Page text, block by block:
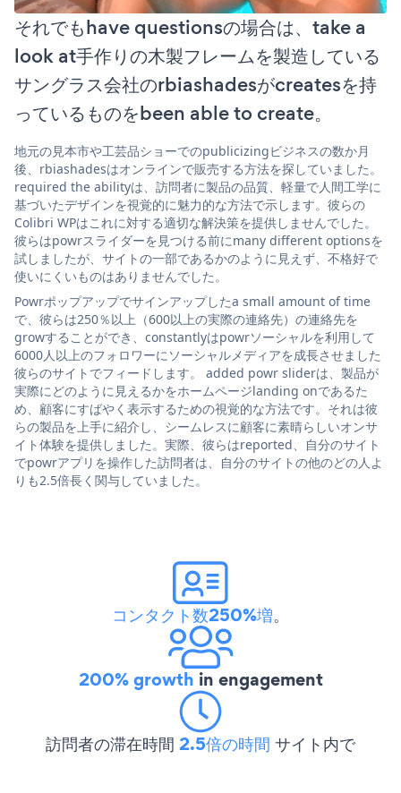
それでもhave questionsの場合は、take a
look at手作りの木製フレームを製造している
サングラス会社のrbiashadesがcreatesを持
っているものをbeen able to create。
地元の見本市や工芸品ショーでのpublicizingビジネスの数か月
後、rbiashadesはオンラインで販売する方法を探していました。
required the abilityは、訪問者に製品の品質、軽量で人間工学に
基づいたデザインを視覚的に魅力的な方法で示します。彼らの
Colibri WPはこれに対する適切な解決策を提供しませんでした。
彼らはpowrスライダーを見つける前にmany different optionsを
試しましたが、サイトの一部であるかのように見えず、不格好で
使いにくいものはありませんでした。
Powrポップアップでサインアップしたa small amount of time
で、彼らは250％以上（600以上の実際の連絡先）の連絡先を
growすることができ、constantlyはpowrソーシャルを利用して
6000人以上のフォロワーにソーシャルメディアを成長させました
彼らのサイトでフィードします。 added powr sliderは、製品が
実際にどのように見えるかをホームページlanding onであるた
め、顧客にすばやく表示するための視覚的な方法です。それは彼
らの製品を上手に紹介し、シームレスに顧客に素晴らしいオンサ
イト体験を提供しました。実際、彼らはreported、自分のサイト
でpowrアプリを操作した訪問者は、自分のサイトの他のどの人よ
りも2.5倍長く関与していました。
コンタクト数250%増。
200% growth in engagement
訪問者の滞在時間 2.5倍の時間 サイト内で